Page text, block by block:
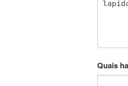
Quais